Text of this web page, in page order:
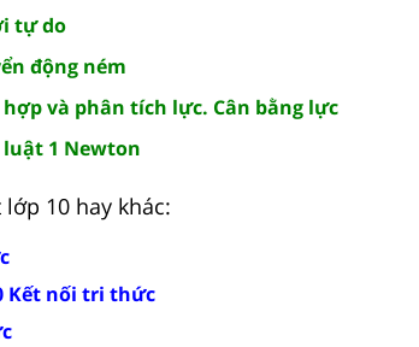
tự do
động ném
và phân tích lực. Cân bằng lực
luật 1 Newton
10 hay khác:
Kết nối tri thức